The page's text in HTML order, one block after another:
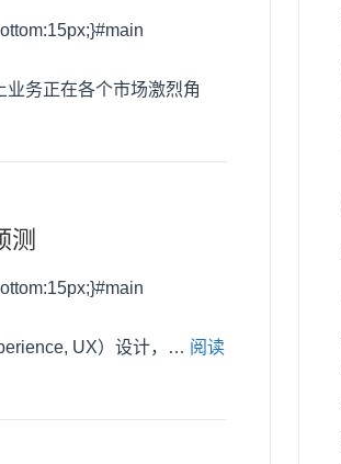
务正在各个市场激烈角
测
UX）设计，… 阅读